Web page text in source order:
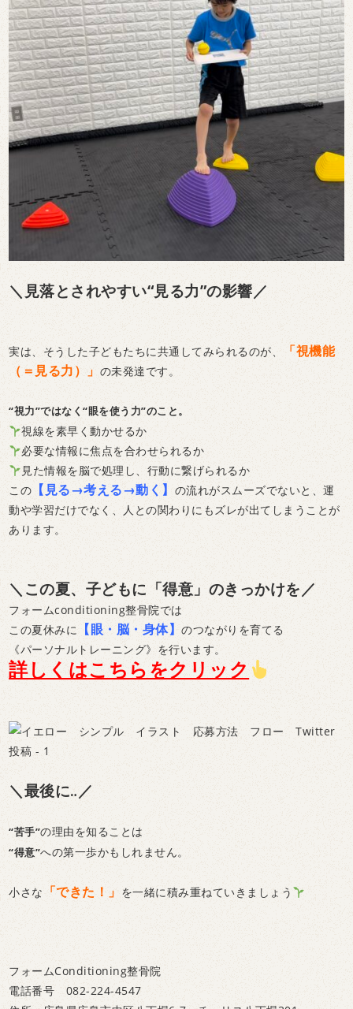
＼見落とされやすい“見る力”の影響／
実は、そうした子どもたちに共通してみられるのが、
「視機能
（＝見る力）」 の未発達です。
“視力”ではなく“眼を使う力”のこと。
視線を素早く動かせるか
必要な情報に焦点を合わせられるか
見た情報を脳で処理し、行動に繋げられるか
この 【見る→考える→動く】 の流れがスムーズでないと、運
動や学習だけでなく、人との関わりにもズレが出てしまうことが
あります。
＼この夏、子どもに「得意」のきっかけを／
フォームconditioning整骨院では
この夏休みに
【眼・脳・身体】のつながりを育てる
《パーソナルトレーニング》を行います。
詳しくはこちらをクリック
＼最後に‥／
“苦手”の理由を知ることは
“得意”への第一歩かもしれません。
小さな 「できた！」 を一緒に積み重ねていきましょう
フォームConditioning整骨院
電話番号 082-224-4547